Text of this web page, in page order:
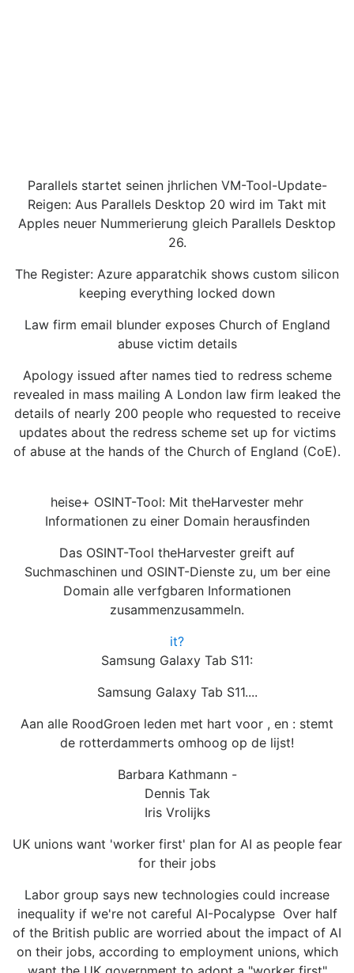
Parallels startet seinen jhrlichen VM-Tool-Update-
Reigen: Aus Parallels Desktop 20 wird im Takt mit
Apples neuer Nummerierung gleich Parallels Desktop
26.
The Register: Azure apparatchik shows custom silicon
keeping everything locked down
Law firm email blunder exposes Church of England
abuse victim details
Apology issued after names tied to redress scheme
revealed in mass mailing A London law firm leaked the
details of nearly 200 people who requested to receive
updates about the redress scheme set up for victims
of abuse at the hands of the Church of England (CoE).
heise+ OSINT-Tool: Mit theHarvester mehr
Informationen zu einer Domain herausfinden
Das OSINT-Tool theHarvester greift auf
Suchmaschinen und OSINT-Dienste zu, um ber eine
Domain alle verfgbaren Informationen
zusammenzusammeln.
it?
Samsung Galaxy Tab S11:
Samsung Galaxy Tab S11....
Aan alle RoodGroen leden met hart voor , en : stemt
de rotterdammerts omhoog op de lijst!
Barbara Kathmann -
Dennis Tak
Iris Vrolijks
UK unions want 'worker first' plan for AI as people fear
for their jobs
Labor group says new technologies could increase
inequality if we're not careful AI-Pocalypse Over half
of the British public are worried about the impact of AI
on their jobs, according to employment unions, which